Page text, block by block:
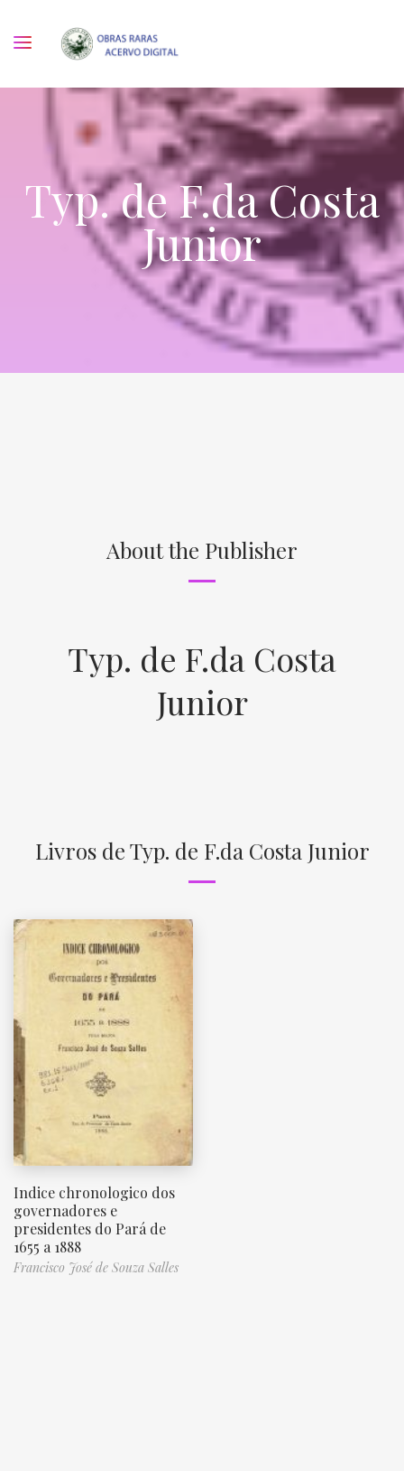
Typ. de F.da Costa
Junior
About the Publisher
Typ. de F.da Costa
Junior
Livros de Typ. de F.da Costa Junior
Indice chronologico dos
governadores e
presidentes do Pará de
1655 a 1888
Francisco José de Souza Salles